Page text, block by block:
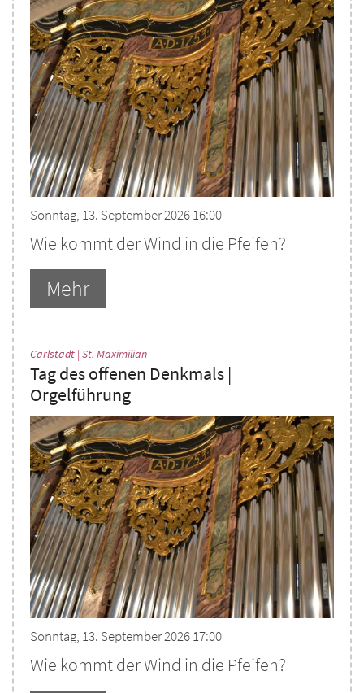
Sonntag, 13. September 2026 16:00
Wie kommt der Wind in die Pfeifen?
Mehr
Carlstadt | St. Maximilian:
Tag des offenen Denkmals |
Orgelführung
Sonntag, 13. September 2026 17:00
Wie kommt der Wind in die Pfeifen?